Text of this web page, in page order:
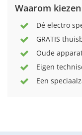
Waarom
Dé electro
GRATIS
Oude
Eigen
Een